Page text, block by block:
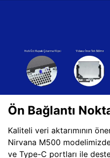
Ön Bağlantı
Kaliteli veri aktarımının
Nirvana M500
ve Type-C portları ile